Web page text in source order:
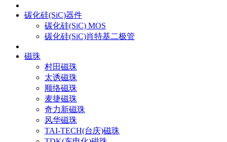
碳化硅(SiC)器件
碳化硅(SiC) MOS
碳化硅(SiC)肖特基二极管
磁珠
村田磁珠
太诱磁珠
顺络磁珠
麦捷磁珠
奇力新磁珠
风华磁珠
TAI-TECH(台庆)磁珠